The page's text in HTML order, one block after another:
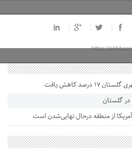
https://
کاهش یافت
از منطقه درحال نهایی‌شدن است